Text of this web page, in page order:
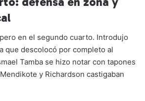
en el segundo cuarto. Introdujo
que descolocó por completo al
Tamba se hizo notar con tapones
y Richardson castigaban